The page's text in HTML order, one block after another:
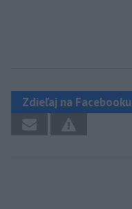
Zdieľaj na Facebooku